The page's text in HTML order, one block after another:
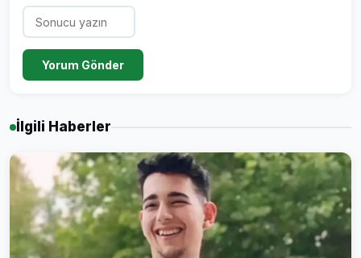
Yorum Gönder
İlgili Haberler